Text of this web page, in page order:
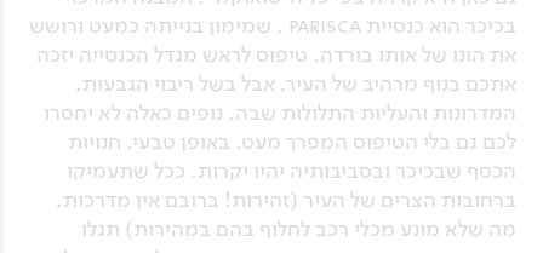
בכיכר הוא כנסיית parisca , שמימון בנייתה כמעט ורושש
את הונו של אותו בורדה. טיפוס לראש מגדל הכנסייה יזכה
אתכם בנוף מרהיב של העיר, אבל בשל ריבוי הגבעות,
המדרונות והעליות התלולות שבה, נופים כאלה לא יחסרו
לכם גם בלי הטיפוס המפרך מעט. באופן טבעי, חנויות
הכסף שבכיכר ובסביבותיה יהיו יקרות. ככל שתעמיקו
ברחובות הצרים של העיר (זהירות! ברובם אין מדרכות,
מה שלא מונע מכלי רכב לחלוף בהם במהירות) תגלו